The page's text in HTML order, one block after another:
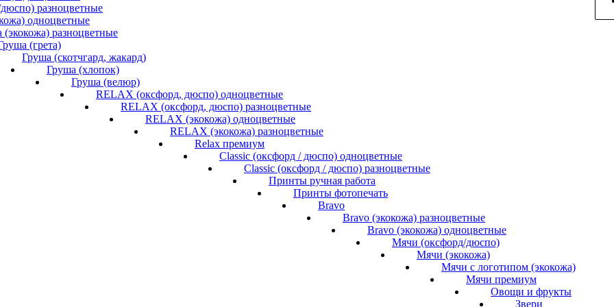
разноцветные
одноцветные
(экокожа) разноцветные
(грета)
Груша (скотчгард, жакард)
Груша (хлопок)
Груша (велюр)
RELAX (оксфорд, дюспо) одноцветные
RELAX (оксфорд, дюспо) разноцветные
RELAX (экокожа) одноцветные
RELAX (экокожа) разноцветные
Relax премиум
Classic (оксфорд / дюспо) одноцветные
Classic (оксфорд / дюспо) разноцветные
Принты ручная работа
Принты фотопечать
Bravo
Bravo (экокожа) разноцветные
Bravo (экокожа) одноцветные
Мячи (оксфорд/дюспо)
Мячи (экокожа)
Мячи с логотипом (экокожа)
Мячи премиум
Овощи и фрукты
Звери